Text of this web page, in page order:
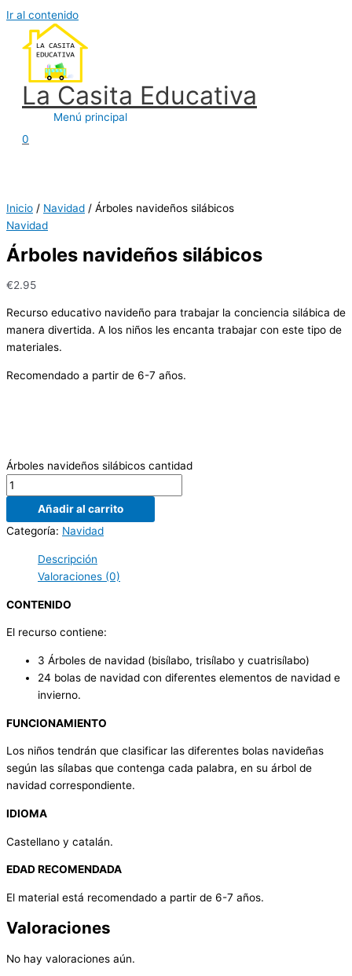
Ir al contenido
La Casita Educativa
Menú principal
0
Inicio / Navidad / Árboles navideños silábicos
Navidad
Árboles navideños silábicos
€2.95
Recurso educativo navideño para trabajar la conciencia silábica de
manera divertida. A los niños les encanta trabajar con este tipo de
materiales.
Recomendado a partir de 6-7 años.
Árboles navideños silábicos cantidad
Añadir al carrito
Categoría: Navidad
Descripción
Valoraciones (0)
CONTENIDO
El recurso contiene:
3 Árboles de navidad (bisílabo, trisílabo y cuatrisílabo)
24 bolas de navidad con diferentes elementos de navidad e
invierno.
FUNCIONAMIENTO
Los niños tendrán que clasificar las diferentes bolas navideñas
según las sílabas que contenga cada palabra, en su árbol de
navidad correspondiente.
IDIOMA
Castellano y catalán.
EDAD RECOMENDADA
El material está recomendado a partir de 6-7 años.
Valoraciones
No hay valoraciones aún.